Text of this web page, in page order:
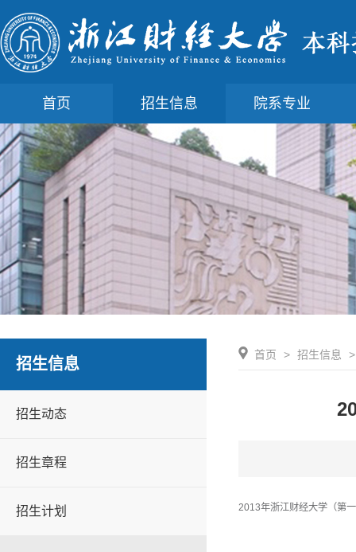
首页 招生信息 院系专业
招生信息
招生动态
招生章程
招生计划
首页 > 招生信息
2013年浙江财经大学（第